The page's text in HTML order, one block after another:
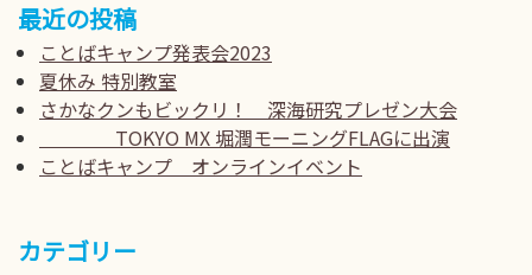
最近の投稿
ことばキャンプ発表会2023
夏休み 特別教室
さかなクンもビックリ！ 深海研究プレゼン大会
TOKYO MX 堀潤モーニングFLAGに出演
ことばキャンプ オンラインイベント
カテゴリー